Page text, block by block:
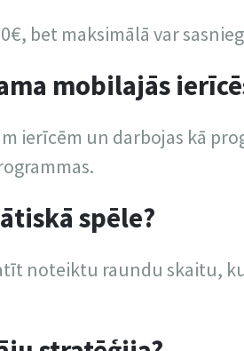
bet maksimālā var
mobilajās
ierīcēm un darbojas kā
spēle?
noteiktu raundu skaitu,